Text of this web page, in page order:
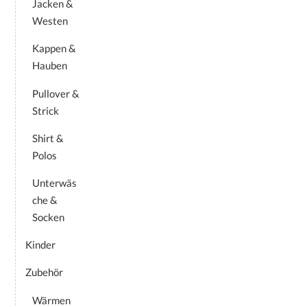
Jacken &
Westen
Kappen &
Hauben
Pullover &
Strick
Shirt &
Polos
Unterwäs
che &
Socken
Kinder
Zubehör
Wärmen